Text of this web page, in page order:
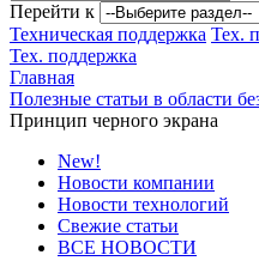
Перейти к
Техническая поддержка Тех.
Тех. поддержка
Главная
Полезные статьи в области
Принцип черного экрана
New!
Новости компании
Новости технологий
Свежие статьи
ВСЕ НОВОСТИ